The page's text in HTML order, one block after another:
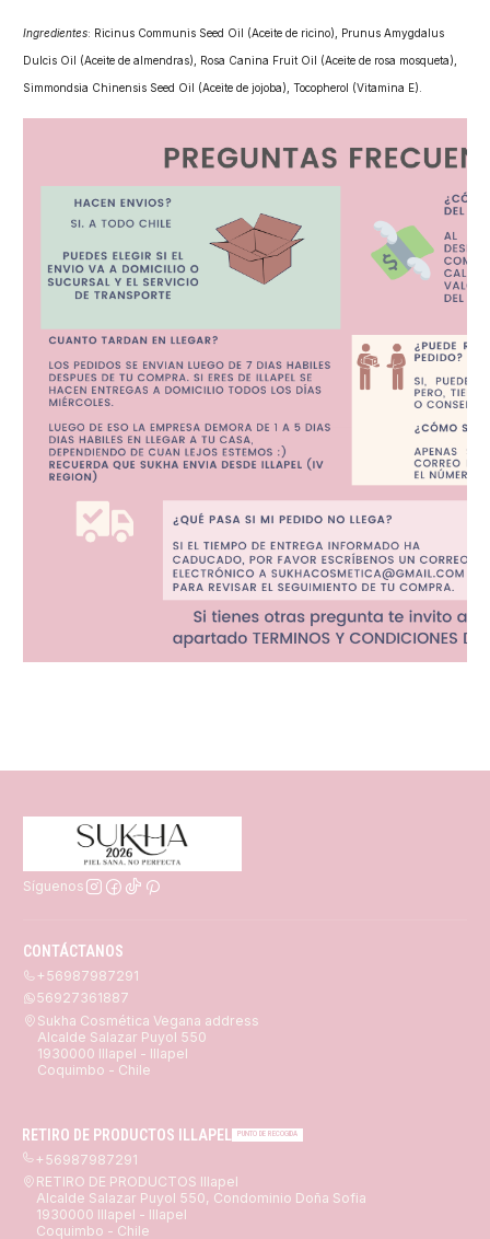
Ingredientes: Ricinus Communis Seed Oil (Aceite de ricino), Prunus Amygdalus
Dulcis Oil (Aceite de almendras), Rosa Canina Fruit Oil (Aceite de rosa mosqueta),
Simmondsia Chinensis Seed Oil (Aceite de jojoba), Tocopherol (Vitamina E).
Síguenos
CONTÁCTANOS
+56987987291
56927361887
Sukha Cosmética Vegana address
Alcalde Salazar Puyol 550
1930000 Illapel - Illapel
Coquimbo - Chile
RETIRO DE PRODUCTOS ILLAPEL PUNTO DE RECOGIDA
+56987987291
RETIRO DE PRODUCTOS Illapel
Alcalde Salazar Puyol 550, Condominio Doña Sofia
1930000 Illapel - Illapel
Coquimbo - Chile